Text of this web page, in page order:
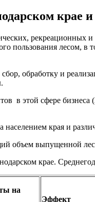
крае
рекреационных
пользования лесом,
обработку и
в этой сфере
края и
объем выпущенной
крае.
на
Эффект